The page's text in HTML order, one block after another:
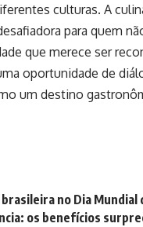
culturas. A
para quem
que merece ser
oportunidade de
um destino
no Dia Mundial
os benefícios